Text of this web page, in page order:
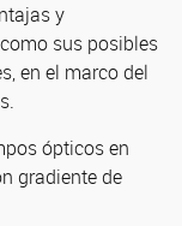
y
sus posibles
en el marco del
ópticos en
gradiente de